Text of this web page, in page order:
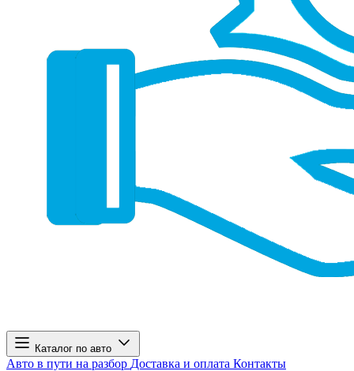
Каталог по авто
Авто в пути на разбор Доставка и оплата Контакты